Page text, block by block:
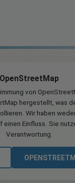
OpenStreetMap
von
hergestellt, was
Wir haben
einen Einfluss. Sie
Verantwortung.